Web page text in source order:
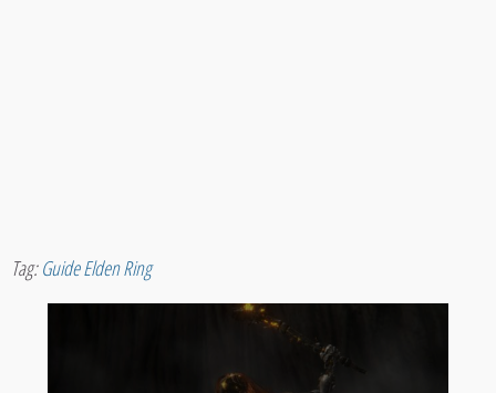
Tag:Guide Elden Ring